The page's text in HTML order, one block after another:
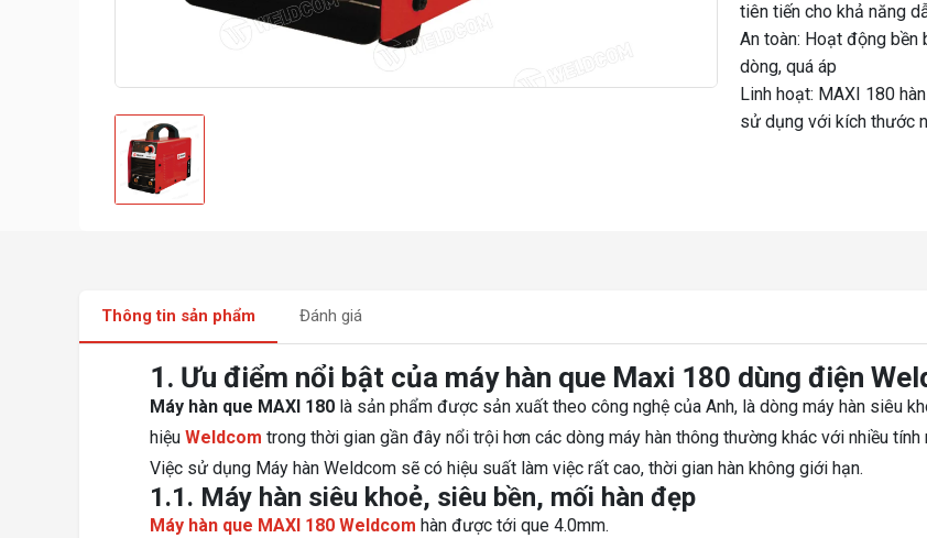
tiên tiến cho khả năng
An toàn: Hoạt động
dòng, quá áp
Linh hoạt: MAXI 180
sử dụng với kích thước
Thông tin sản phẩm Đánh giá
1. Ưu điểm nổi bật của máy hàn que Maxi 180 dùng điện
Máy hàn que MAXI 180 là sản phẩm được sản xuất theo công nghệ của Anh, là dòng máy hàn siêu
hiệu Weldcom trong thời gian gần đây nổi trội hơn các dòng máy hàn thông thường khác với nhiều tính
Việc sử dụng Máy hàn Weldcom sẽ có hiệu suất làm việc rất cao, thời gian hàn không giới hạn.
1.1. Máy hàn siêu khoẻ, siêu bền, mối hàn đẹp
Máy hàn que MAXI 180 Weldcom hàn được tới que 4.0mm.